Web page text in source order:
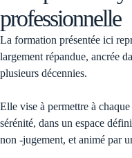
professionnelle
La formation présentée ici
largement répandue, ancrée
plusieurs décennies.
Elle vise à permettre à
sérénité, dans un espace
non -jugement, et animé par